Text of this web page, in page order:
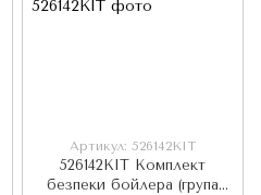
Артикул: 526142KIT
526142KIT Комплект
безпеки бойлера (група